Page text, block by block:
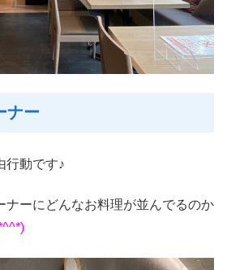
ナー
行動です♪
ナーにどんなお料理が並んでるのか